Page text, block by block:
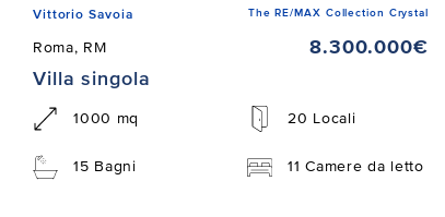
Vittorio Savoia The RE/MAX Collection Crystal
Roma, RM
8.300.000€
Villa singola
1000 mq 20 Locali
15 Bagni 11 Camere da letto